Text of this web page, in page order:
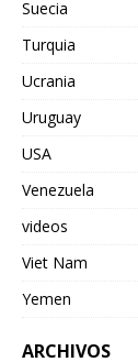
Suecia
Turquia
Ucrania
Uruguay
USA
Venezuela
videos
Viet Nam
Yemen
ARCHIVOS